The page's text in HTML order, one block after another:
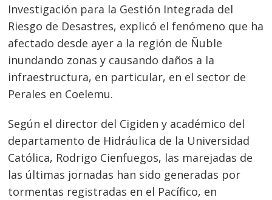
Investigación para la Gestión Integrada del
Riesgo de Desastres, explicó el fenómeno que ha
afectado desde ayer a la región de Ñuble
inundando zonas y causando daños a la
infraestructura, en particular, en el sector de
Perales en Coelemu.
Según el director del Cigiden y académico del
departamento de Hidráulica de la Universidad
Católica, Rodrigo Cienfuegos, las marejadas de
las últimas jornadas han sido generadas por
tormentas registradas en el Pacífico, en